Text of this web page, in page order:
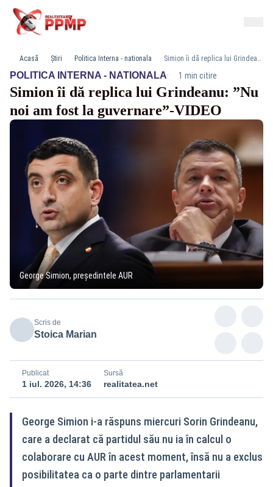
Acasă Știri Politica Interna - nationala Simion îi dă replica lui Grindeanu: ”Nu noi am fost la guvernare”-VIDEO
POLITICA INTERNA - NATIONALA· 1 min citire
Simion îi dă replica lui Grindeanu: ”Nu
noi am fost la guvernare”-VIDEO
George Simion, președintele AUR
Scris de
Stoica Marian
Publicat
1 iul. 2026, 14:36
Sursă
realitatea.net
George Simion i-a răspuns miercuri Sorin Grindeanu,
care a declarat că partidul său nu ia în calcul o
colaborare cu AUR în acest moment, însă nu a exclus
posibilitatea ca o parte dintre parlamentarii